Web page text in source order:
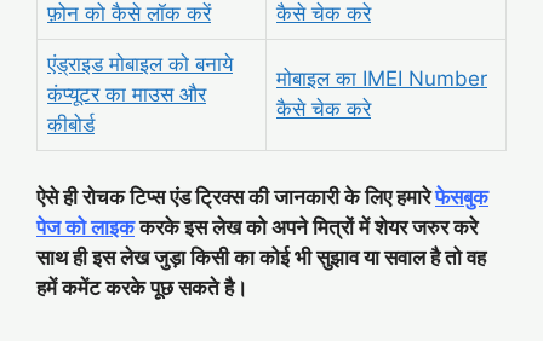
फ़ोन को कैसे लॉक करें
कैसे चेक करे
एंड्राइड मोबाइल को बनाये
कंप्यूटर का माउस और
कीबोर्ड
मोबाइल का IMEI Number
कैसे चेक करे
ऐसे ही रोचक टिप्स एंड ट्रिक्स की जानकारी के लिए हमारेफेसबुक
पेज को लाइककरके इस लेख को अपने मित्रों में शेयर जरुर करे
साथ ही इस लेख जुड़ा किसी का कोई भी सुझाव या सवाल है तो वह
हमें कमेंट करके पूछ सकते है।